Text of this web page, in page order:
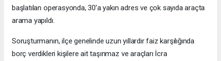
başlatılan operasyonda, 30’a yakın adres ve çok sayıda araçta
arama yapıldı.
Soruşturmanın, ilçe genelinde uzun yıllardır faiz karşılığında
borç verdikleri kişilere ait taşınmaz ve araçları İcra